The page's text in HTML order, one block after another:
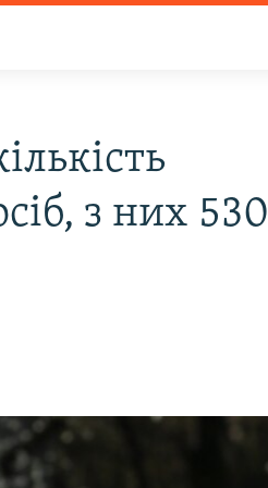
з них 530